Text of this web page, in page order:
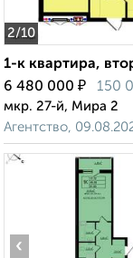
2/10
1-к квартира,
6 480 000 ₽ 150
мкр. 27-й, Мира 2
Агентство,
‹